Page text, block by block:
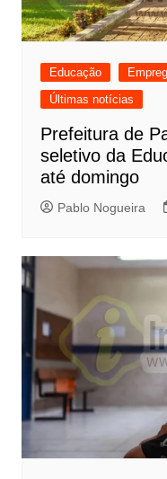
Educação
Últimas notícias
Prefeitura de
seletivo da
até domingo
Pablo Nogueira